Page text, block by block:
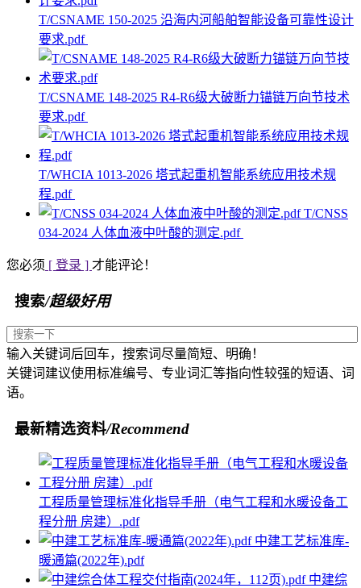
T/CSNAME 150-2025 沿海内河船舶智能设备可靠性设计
要求.pdf
T/CSNAME 148-2025 R4-R6级大破断力锚链万向节技术
要求.pdf
T/WHCIA 1013-2026 塔式起重机智能系统应用技术规
程.pdf
T/CNSS
034-2024 人体血液中叶酸的测定.pdf
您必须 [ 登录 ] 才能评论！
搜索/超级好用
输入关键词后回车，搜索词尽量简短、明确！
关键词建议使用标准编号、专业词汇等指向性较强的短语、词
语。
最新精选资料/Recommend
工程质量管理标准化指导手册（电气工程和水暖设备工
程分册 房建）.pdf
中建工艺标准库-
暖通篇(2022年).pdf
中建综